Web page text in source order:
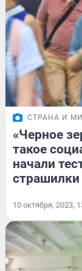
СТРАНА И
«Черное
такое
начали
10 октября, 2023,